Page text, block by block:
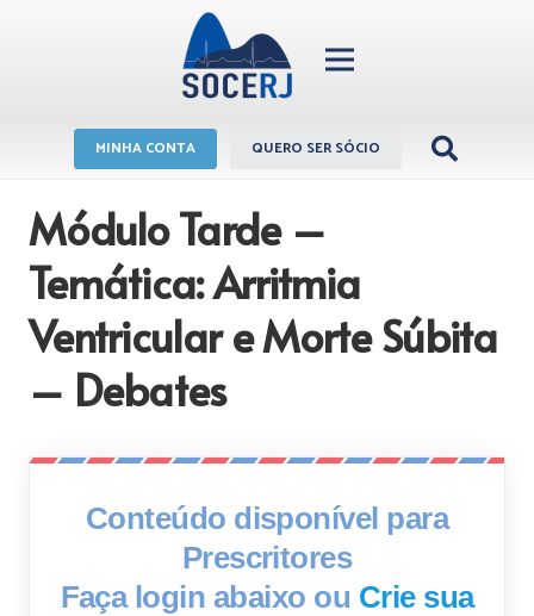
MINHA CONTA QUERO SER SÓCIO
Módulo Tarde –
Temática: Arritmia
Ventricular e Morte Súbita
– Debates
Conteúdo disponível para
Prescritores
Faça login abaixo ou Crie sua